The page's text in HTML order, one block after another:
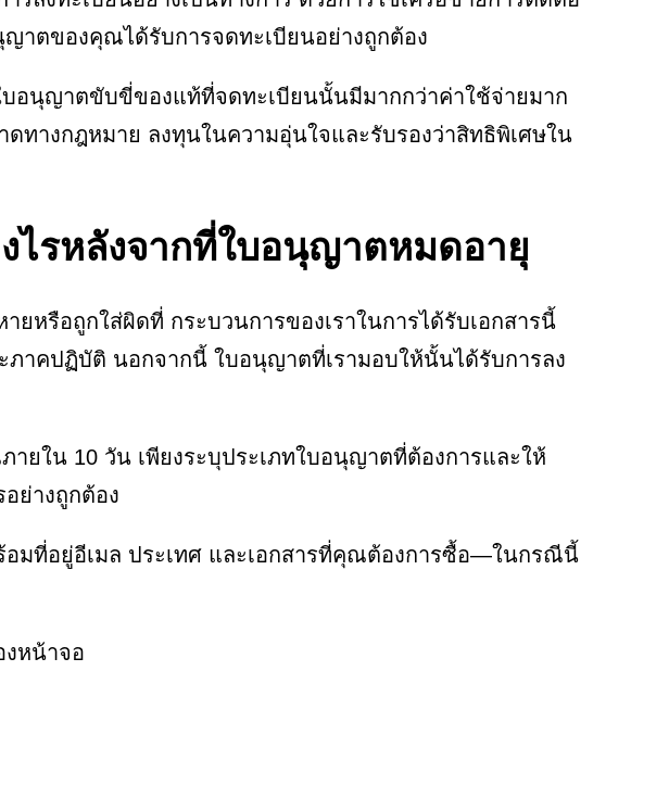
ญาตของคุณได้รับการจดทะเบียนอย่างถูกต้อง
อนุญาตขับขี่ของแท้ที่จดทะเบียนนั้นมีมากกว่าค่าใช้จ่ายมาก
างกฎหมาย ลงทุนในความอุ่นใจและรับรองว่าสิทธิพิเศษใน
รหลังจากที่ใบอนุญาตหมดอายุ
รือถูกใส่ผิดที่ กระบวนการของเราในการได้รับเอกสารนี้
าคปฏิบัติ นอกจากนี้ ใบอนุญาตที่เรามอบให้นั้นได้รับการลง
ยใน 10 วัน เพียงระบุประเภทใบอนุญาตที่ต้องการและให้
ย่างถูกต้อง
มที่อยู่อีเมล ประเทศ และเอกสารที่คุณต้องการซื้อ—ในกรณีนี้
งหน้าจอ